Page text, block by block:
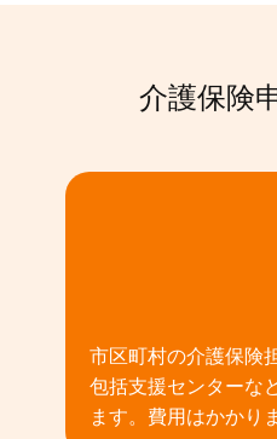
介護保険
市区町村の介護保険
包括支援センターな
ます。費用はかかり